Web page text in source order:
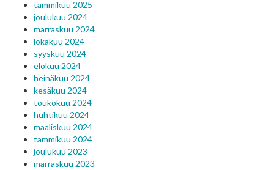
tammikuu 2025
joulukuu 2024
marraskuu 2024
lokakuu 2024
syyskuu 2024
elokuu 2024
heinäkuu 2024
kesäkuu 2024
toukokuu 2024
huhtikuu 2024
maaliskuu 2024
tammikuu 2024
joulukuu 2023
marraskuu 2023